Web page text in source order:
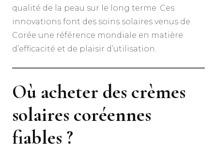
qualité de la peau sur le long terme. Ces
innovations font des soins solaires venus de
Corée une référence mondiale en matière
d’efficacité et de plaisir d’utilisation.
Où acheter des crèmes
solaires coréennes
fiables ?